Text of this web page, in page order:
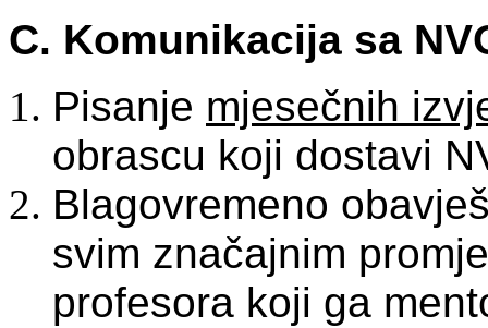
C. Komunikacija sa
Pisanje mjesečnih
obrascu koji dostavi
Blagovremeno
svim značajnim
profesora koji ga